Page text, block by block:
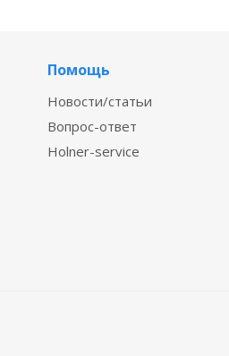
Помощь
Новости/статьи
Вопрос-ответ
Holner-service